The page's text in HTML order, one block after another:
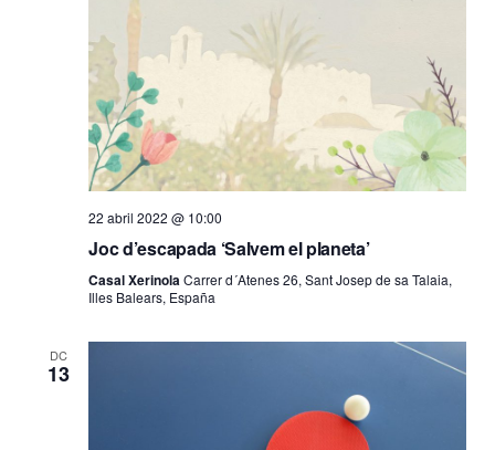
22 abril 2022 @ 10:00
Joc d’escapada ‘Salvem el planeta’
Casal XerinolaCarrer d´Atenes 26, Sant Josep de sa Talaia,
Illes Balears, España
DC
13